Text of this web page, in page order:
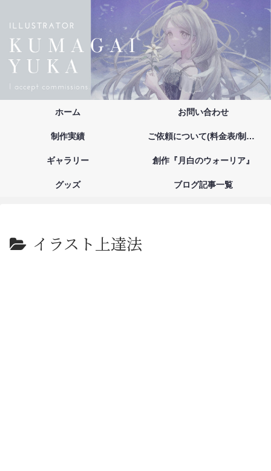
ホーム お問い合わせ
制作実績 ご依頼について(料金表/制作の流れ/注意事項/お支払い方法)
ギャラリー 創作『月白のウォーリア』
グッズ ブログ記事一覧
イラスト上達法